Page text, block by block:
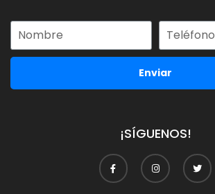
Enviar
¡SÍGUENOS!